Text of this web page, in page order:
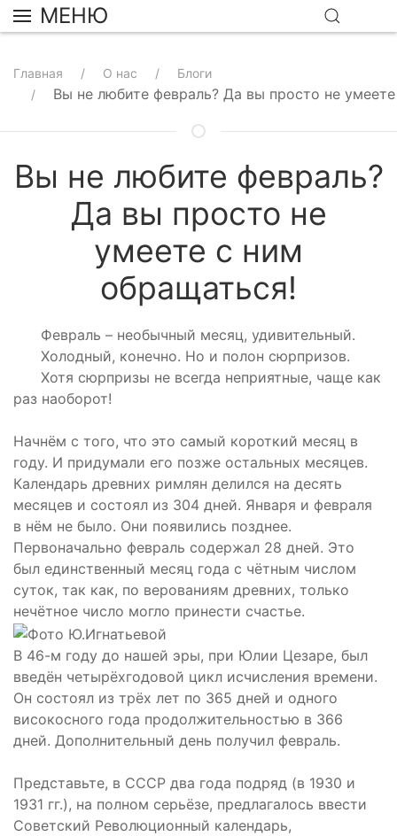
МЕНЮ
Главная О нас Блоги
Вы не любите февраль? Да вы просто не
Вы не любите февраль?
Да вы просто не
умеете с ним
обращаться!
Февраль – необычный месяц, удивительный.
Холодный, конечно. Но и полон сюрпризов.
Хотя сюрпризы не всегда неприятные, чаще как
раз наоборот!
Начнём с того, что это самый короткий месяц в
году. И придумали его позже остальных месяцев.
Календарь древних римлян делился на десять
месяцев и состоял из 304 дней. Января и февраля
в нём не было. Они появились позднее.
Первоначально февраль содержал 28 дней. Это
был единственный месяц года с чётным числом
суток, так как, по верованиям древних, только
нечётное число могло принести счастье.
В 46-м году до нашей эры, при Юлии Цезаре, был
введён четырёхгодовой цикл исчисления времени.
Он состоял из трёх лет по 365 дней и одного
високосного года продолжительностью в 366
дней. Дополнительный день получил февраль.
Представьте, в СССР два года подряд (в 1930 и
1931 гг.), на полном серьёзе, предлагалось ввести
Советский Революционный календарь,